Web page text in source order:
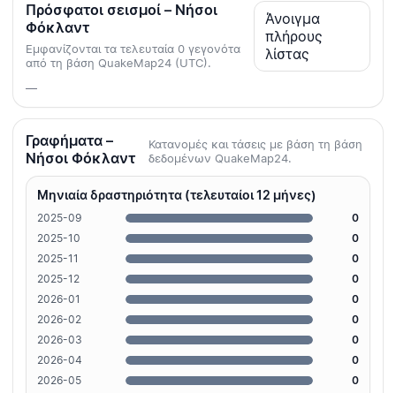
Πρόσφατοι σεισμοί – Νήσοι
Φόκλαντ
Εμφανίζονται τα τελευταία 0 γεγονότα
από τη βάση QuakeMap24 (UTC).
Άνοιγμα
πλήρους
λίστας
—
Γραφήματα –
Νήσοι Φόκλαντ
Κατανομές και τάσεις με βάση τη βάση
δεδομένων QuakeMap24.
Μηνιαία δραστηριότητα (τελευταίοι 12 μήνες)
2025-09
0
2025-10
0
2025-11
0
2025-12
0
2026-01
0
2026-02
0
2026-03
0
2026-04
0
2026-05
0